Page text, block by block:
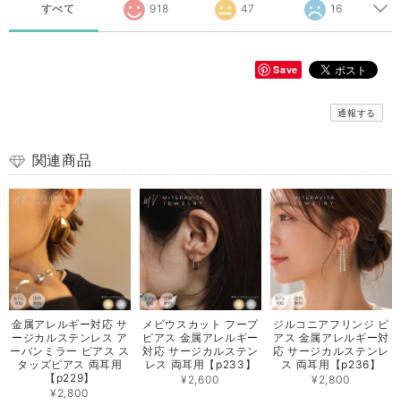
すべて 918 47 16
Save
通報する
関連商品
金属アレルギー対応 サ
ージカルステンレス ア
ーバンミラー ピアス ス
タッズピアス 両耳用
【p229】
¥2,800
メビウスカット フープ
ピアス 金属アレルギー
対応 サージカルステン
レス 両耳用【p233】
¥2,600
ジルコニアフリンジ ピ
アス 金属アレルギー対
応 サージカルステンレ
ス 両耳用【p236】
¥2,800